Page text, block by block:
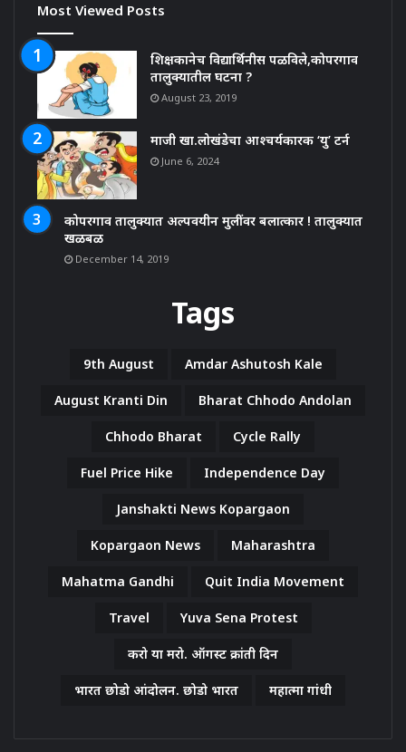
Most Viewed Posts
शिक्षकानेच विद्यार्थिनीस पळविले,कोपरगाव
तालुक्यातील घटना ?
August 23, 2019
माजी खा.लोखंडेचा आश्चर्यकारक ‘यु’ टर्न
June 6, 2024
कोपरगाव तालुक्यात अल्पवयीन मुलींवर बलात्कार ! तालुक्यात
खळबळ
December 14, 2019
Tags
9th August Amdar Ashutosh Kale
August Kranti Din Bharat Chhodo Andolan
Chhodo Bharat Cycle Rally
Fuel Price Hike Independence Day
Janshakti News Kopargaon
Kopargaon News Maharashtra
Mahatma Gandhi Quit India Movement
Travel Yuva Sena Protest
करो या मरो. ऑगस्ट क्रांती दिन
भारत छोडो आंदोलन. छोडो भारत महात्मा गांधी